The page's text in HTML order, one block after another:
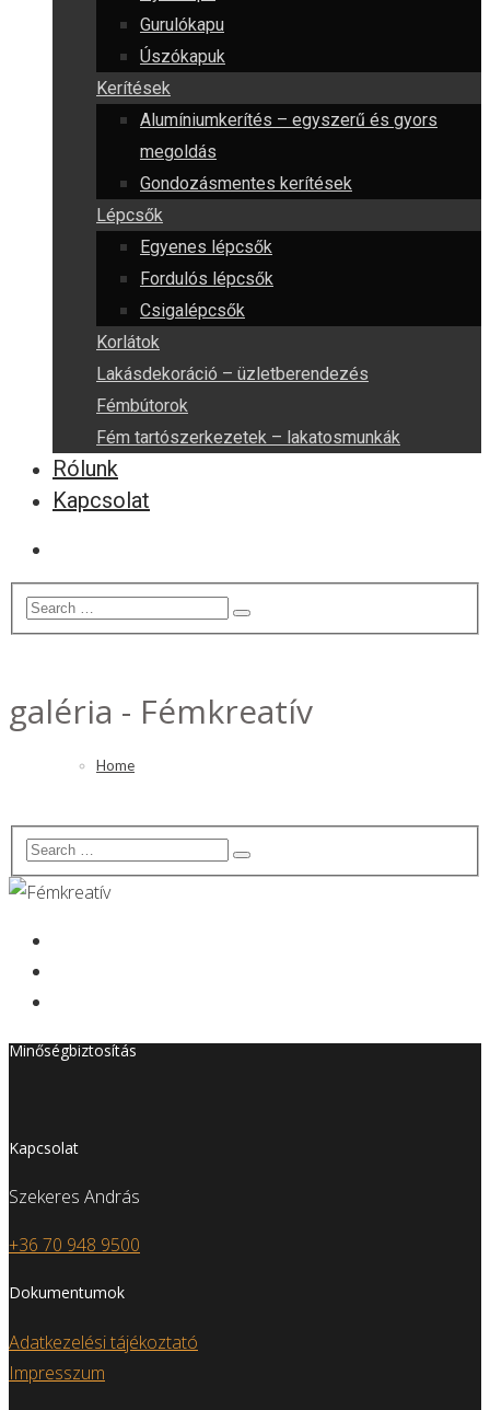
Gurulókapu
Úszókapuk
Kerítések
Alumíniumkerítés – egyszerű és gyors
megoldás
Gondozásmentes kerítések
Lépcsők
Egyenes lépcsők
Fordulós lépcsők
Csigalépcsők
Korlátok
Lakásdekoráció – üzletberendezés
Fémbútorok
Fém tartószerkezetek – lakatosmunkák
Rólunk
Kapcsolat
galéria - Fémkreatív
Home
Minőségbiztosítás
Kapcsolat
Szekeres András
+36 70 948 9500
Dokumentumok
Adatkezelési tájékoztató
Impresszum